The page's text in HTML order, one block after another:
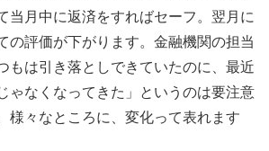
当月中に返済をすればセーフ。翌月に
の評価が下がります。金融機関の担当
もは引き落としできていたのに、最近
ゃなくなってきた」というのは要注意
様々なところに、変化って表れます